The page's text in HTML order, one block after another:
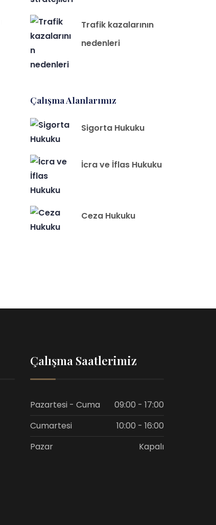
Trafik kazalarının
nedenleri
Çalışma Alanlarımız
Sigorta Hukuku
İcra ve İflas Hukuku
Ceza Hukuku
Çalışma Saatlerimiz
Pazartesi - Cuma
09:00 - 17:00
Cumartesi
10:00 - 16:00
Pazar
Kapalı